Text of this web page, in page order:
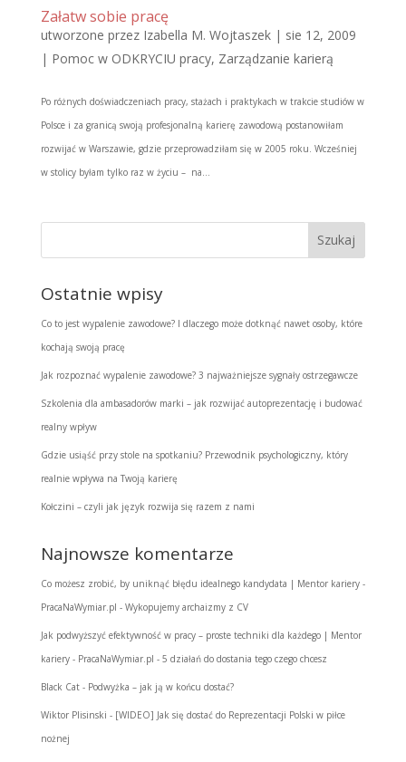
Załatw sobie pracę
utworzone przez Izabella M. Wojtaszek| sie 12, 2009
| Pomoc w ODKRYCIU pracy, Zarządzanie karierą
Po różnych doświadczeniach pracy, stażach i praktykach w trakcie studiów w
Polsce i za granicą swoją profesjonalną karierę zawodową postanowiłam
rozwijać w Warszawie, gdzie przeprowadziłam się w 2005 roku. Wcześniej
w stolicy byłam tylko raz w życiu – na...
Ostatnie wpisy
Co to jest wypalenie zawodowe? I dlaczego może dotknąć nawet osoby, które
kochają swoją pracę
Jak rozpoznać wypalenie zawodowe? 3 najważniejsze sygnały ostrzegawcze
Szkolenia dla ambasadorów marki – jak rozwijać autoprezentację i budować
realny wpływ
Gdzie usiąść przy stole na spotkaniu? Przewodnik psychologiczny, który
realnie wpływa na Twoją karierę
Kołczini – czyli jak język rozwija się razem z nami
Najnowsze komentarze
Co możesz zrobić, by uniknąć błędu idealnego kandydata | Mentor kariery -
PracaNaWymiar.pl - Wykopujemy archaizmy z CV
Jak podwyższyć efektywność w pracy – proste techniki dla każdego | Mentor
kariery - PracaNaWymiar.pl - 5 działań do dostania tego czego chcesz
Black Cat- Podwyżka – jak ją w końcu dostać?
Wiktor Plisinski - [WIDEO] Jak się dostać do Reprezentacji Polski w piłce
nożnej